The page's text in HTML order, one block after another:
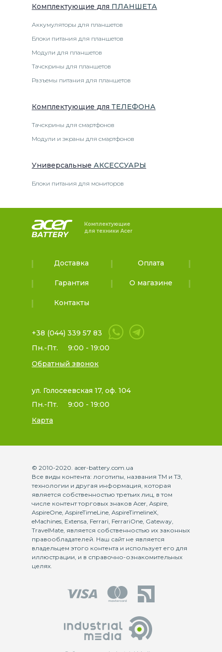
Комплектующие для ПЛАНШЕТА
Аккумуляторы для планшетов
Блоки питания для планшетов
Модули для планшетов
Тачскрины для планшетов
Разъемы питания для планшетов
Комплектующие для ТЕЛЕФОНА
Тачскрины для смартфонов
Модули и экраны для смартфонов
Универсальные АКСЕССУАРЫ
Блоки питания для мониторов
Комплектующие
для техники Acer
Доставка Оплата
Гарантия О магазине
Контакты
+38 (044) 339 57 83
Пн.-Пт.
9:00 - 19:00
Обратный звонок
ул. Голосеевская 17, оф. 104
Пн.-Пт.
9:00 - 19:00
Карта
© 2010-2020. acer-battery.com.ua
Все виды контента: логотипы, названия ТМ и ТЗ,
технологии и другая информация, которая
является собственностью третьих лиц, в том
числе контент торговых знаков Acer, Aspire,
AspireOne, AspireTimeLine, AspireTimelineX,
eMachines, Extensa, Ferrari, FerrariOne, Gateway,
TravelMate, является собственностью их законных
правообладателей. Наш сайт не является
владельцем этого контента и использует его для
иллюстрации, и в справочно-ознакомительных
целях.